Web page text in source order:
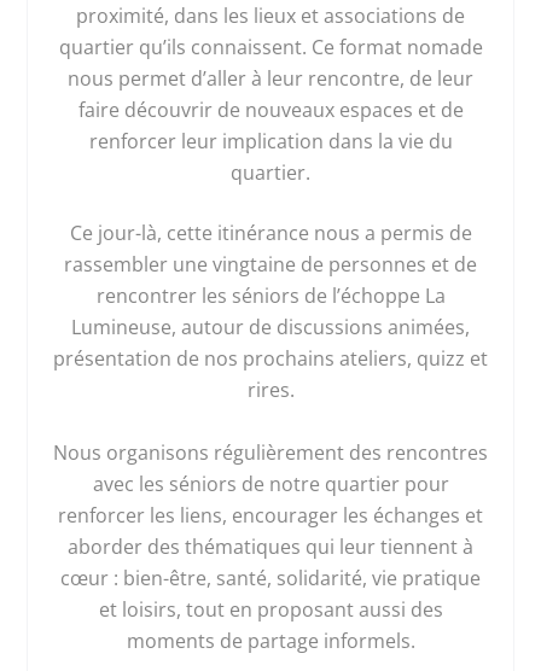
proximité, dans les lieux et associations de
quartier qu’ils connaissent. Ce format nomade
nous permet d’aller à leur rencontre, de leur
faire découvrir de nouveaux espaces et de
renforcer leur implication dans la vie du
quartier.
Ce jour-là, cette itinérance nous a permis de
rassembler une vingtaine de personnes et de
rencontrer les séniors de l’échoppe La
Lumineuse, autour de discussions animées,
présentation de nos prochains ateliers, quizz et
rires.
Nous organisons régulièrement des rencontres
avec les séniors de notre quartier pour
renforcer les liens, encourager les échanges et
aborder des thématiques qui leur tiennent à
cœur : bien-être, santé, solidarité, vie pratique
et loisirs, tout en proposant aussi des
moments de partage informels.